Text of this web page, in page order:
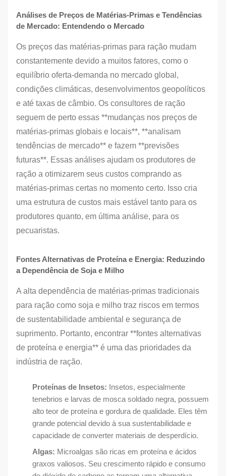
Análises de Preços de Matérias-Primas e Tendências
de Mercado: Entendendo o Mercado
Os preços das matérias-primas para ração mudam
constantemente devido a muitos fatores, como o
equilíbrio oferta-demanda no mercado global,
condições climáticas, desenvolvimentos geopolíticos
e até taxas de câmbio. Os consultores de ração
seguem de perto essas **mudanças nos preços de
matérias-primas globais e locais**, **analisam
tendências de mercado** e fazem **previsões
futuras**. Essas análises ajudam os produtores de
ração a otimizarem seus custos comprando as
matérias-primas certas no momento certo. Isso cria
uma estrutura de custos mais estável tanto para os
produtores quanto, em última análise, para os
pecuaristas.
Fontes Alternativas de Proteína e Energia: Reduzindo
a Dependência de Soja e Milho
A alta dependência de matérias-primas tradicionais
para ração como soja e milho traz riscos em termos
de sustentabilidade ambiental e segurança de
suprimento. Portanto, encontrar **fontes alternativas
de proteína e energia** é uma das prioridades da
indústria de ração.
Proteínas de Insetos: Insetos, especialmente
tenebrios e larvas de mosca soldado negra, possuem
alto teor de proteína e gordura de qualidade. Eles têm
grande potencial devido à sua sustentabilidade e
capacidade de converter materiais de desperdício.
Algas: Microalgas são ricas em proteína e ácidos
graxos valiosos. Seu crescimento rápido e consumo